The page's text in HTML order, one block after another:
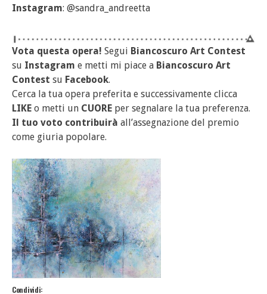
Instagram: @sandra_andreetta
Vota questa opera! Segui Biancoscuro Art Contest
su Instagram e metti mi piace a Biancoscuro Art
Contest su Facebook.
Cerca la tua opera preferita e successivamente clicca
LIKE o metti un CUORE per segnalare la tua preferenza.
Il tuo voto contribuirà all’assegnazione del premio
come giuria popolare.
Condividi: